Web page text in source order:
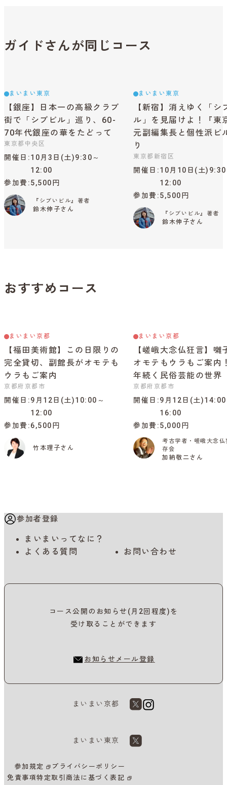
ガイドさんが同じコース
まいまい東京
【銀座】日本一の高級クラブ
街で「シブビル」巡り、60-
70年代銀座の華をたどって
東京都中央区
開催日
10月3日(土)9:30～
12:00
参加費 5,500円
『シブいビル』著者
鈴木伸子さん
まいまい東京
【新宿】消えゆく「シ
ル」を見届けよ！『東
元副編集長と個性派ビ
り
東京都新宿区
開催日
10月10日(土
12:00
参加費 5,500円
『シブいビル』著者
鈴木伸子さん
おすすめコース
まいまい京都
【福田美術館】この日限りの
完全貸切、副館長がオモテも
ウラもご案内
京都府京都市
開催日
9月12日(土)10:00～
12:00
参加費 6,500円
竹本理子さん
まいまい京都
【嵯峨大念仏狂言】囃
オモテもウラもご案内
年続く民俗芸能の世界
京都府京都市
開催日
9月12日(土
16:00
参加費 5,000円
考古学者・嵯峨大念仏
存会
加納敬二さん
参加者登録
まいまいってなに？
よくある質問
お問い合わせ
コース公開のお知らせ(月2回程度)を
受け取ることができます
お知らせメール登録
まいまい京都
まいまい東京
参加規定
プライバシーポリシー
免責事項特定取引商法に基づく表記